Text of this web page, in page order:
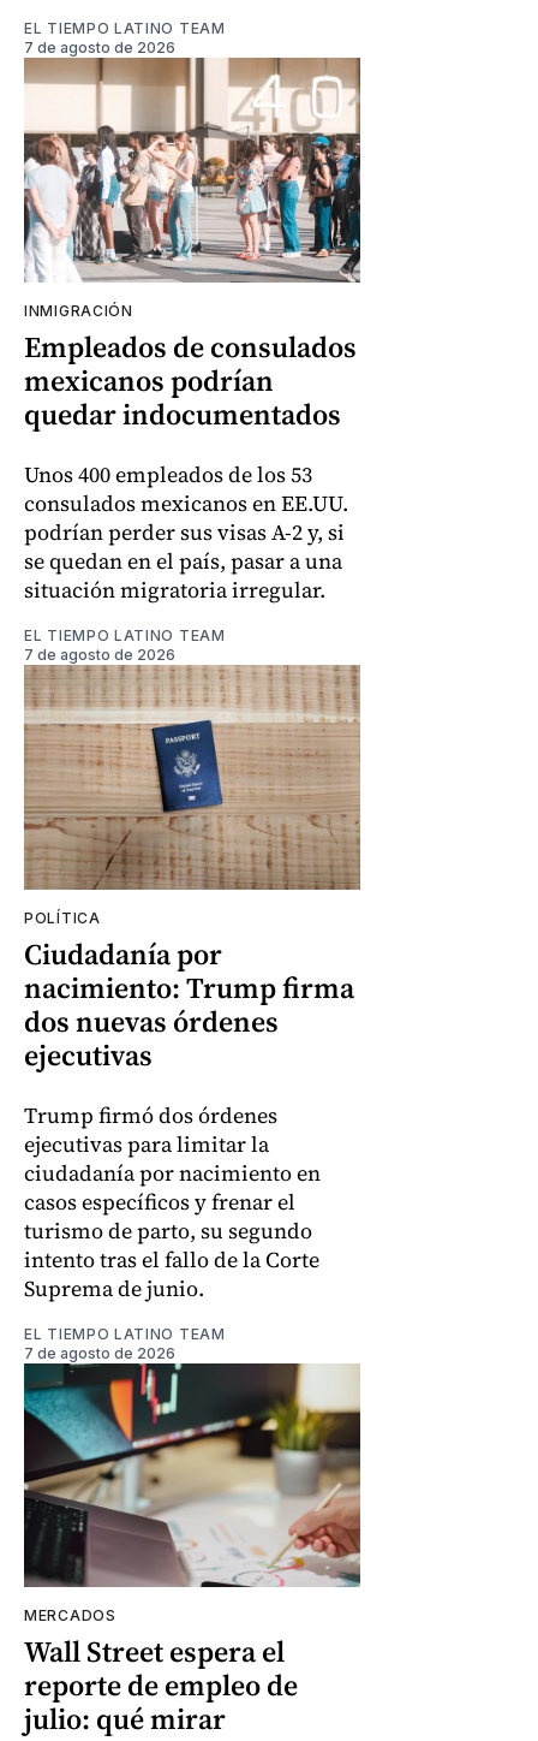
EL TIEMPO LATINO TEAM
7 de agosto de 2026
INMIGRACIÓN
Empleados de consulados
mexicanos podrían
quedar indocumentados
Unos 400 empleados de los 53
consulados mexicanos en EE.UU.
podrían perder sus visas A-2 y, si
se quedan en el país, pasar a una
situación migratoria irregular.
EL TIEMPO LATINO TEAM
7 de agosto de 2026
POLÍTICA
Ciudadanía por
nacimiento: Trump firma
dos nuevas órdenes
ejecutivas
Trump firmó dos órdenes
ejecutivas para limitar la
ciudadanía por nacimiento en
casos específicos y frenar el
turismo de parto, su segundo
intento tras el fallo de la Corte
Suprema de junio.
EL TIEMPO LATINO TEAM
7 de agosto de 2026
MERCADOS
Wall Street espera el
reporte de empleo de
julio: qué mirar